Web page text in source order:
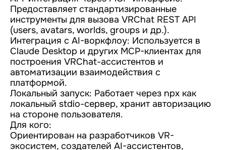
Предоставляет стандартизированные
инструменты для вызова VRChat REST API
(users, avatars, worlds, groups и др.).
Интеграция с AI-воркфлоу: Используется в
Claude Desktop и других MCP-клиентах для
построения VRChat-ассистентов и
автоматизации взаимодействия с
платформой.
Локальный запуск: Работает через npx как
локальный stdio-сервер, хранит авторизацию
на стороне пользователя.
Для кого:
Ориентирован на разработчиков VR-
экосистем, создателей AI-ассистентов,